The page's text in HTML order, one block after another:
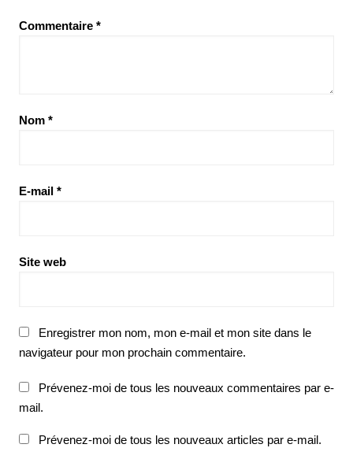
Commentaire *
Nom *
E-mail *
Site web
Enregistrer mon nom, mon e-mail et mon site dans le
navigateur pour mon prochain commentaire.
Prévenez-moi de tous les nouveaux commentaires par e-
mail.
Prévenez-moi de tous les nouveaux articles par e-mail.